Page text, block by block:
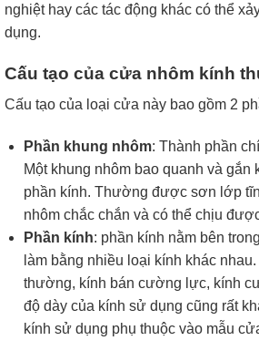
nghiệt hay các tác động khác có thể
dụng.
Cấu tạo của cửa nhôm kính
Cấu tạo của loại cửa này bao gồm 2
Phần khung nhôm: Thành phần
Một khung nhôm bao quanh và gắn
phần kính. Thường được sơn lớp
nhôm chắc chắn và có thể chịu
Phần kính: phần kính nằm bên
làm bằng nhiều loại kính khác
thường, kính bán cường lực, kính
độ dày của kính sử dụng cũng rất
kính sử dụng phụ thuộc vào mẫu